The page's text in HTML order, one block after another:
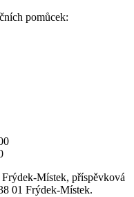
pomůcek:
Místek, příspěvková
01 Frýdek-Místek.